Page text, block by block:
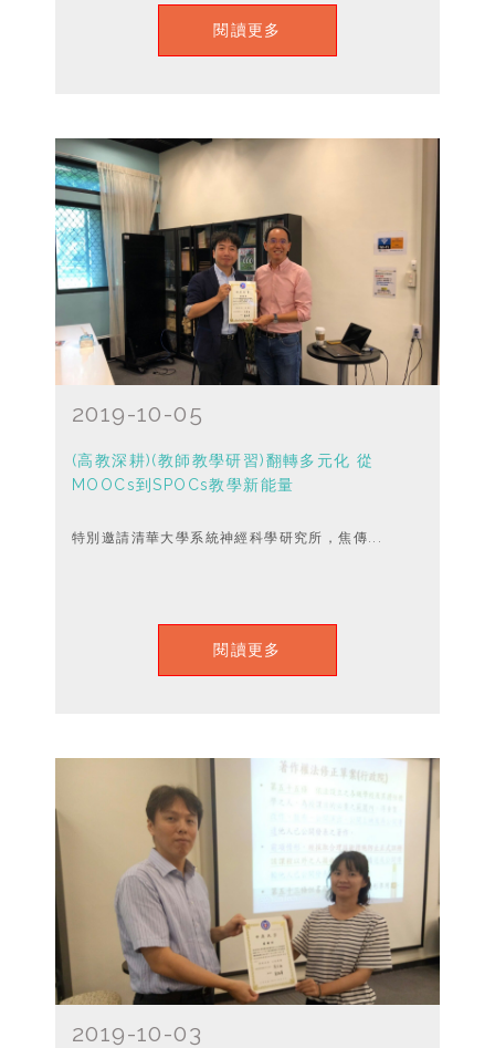
閱讀更多
2019-10-05
(高教深耕)(教師教學研習)翻轉多元化 從
MOOCs到SPOCs教學新能量
特別邀請清華大學系統神經科學研究所，焦傳...
閱讀更多
2019-10-03